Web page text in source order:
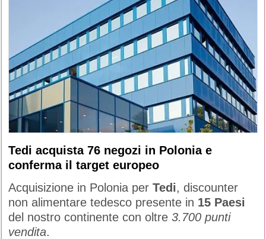
Tedi acquista 76 negozi in Polonia e
conferma il target europeo
Acquisizione in Polonia per Tedi, discounter
non alimentare tedesco presente in 15 Paesi
del nostro continente con oltre 3.700 punti
vendita.